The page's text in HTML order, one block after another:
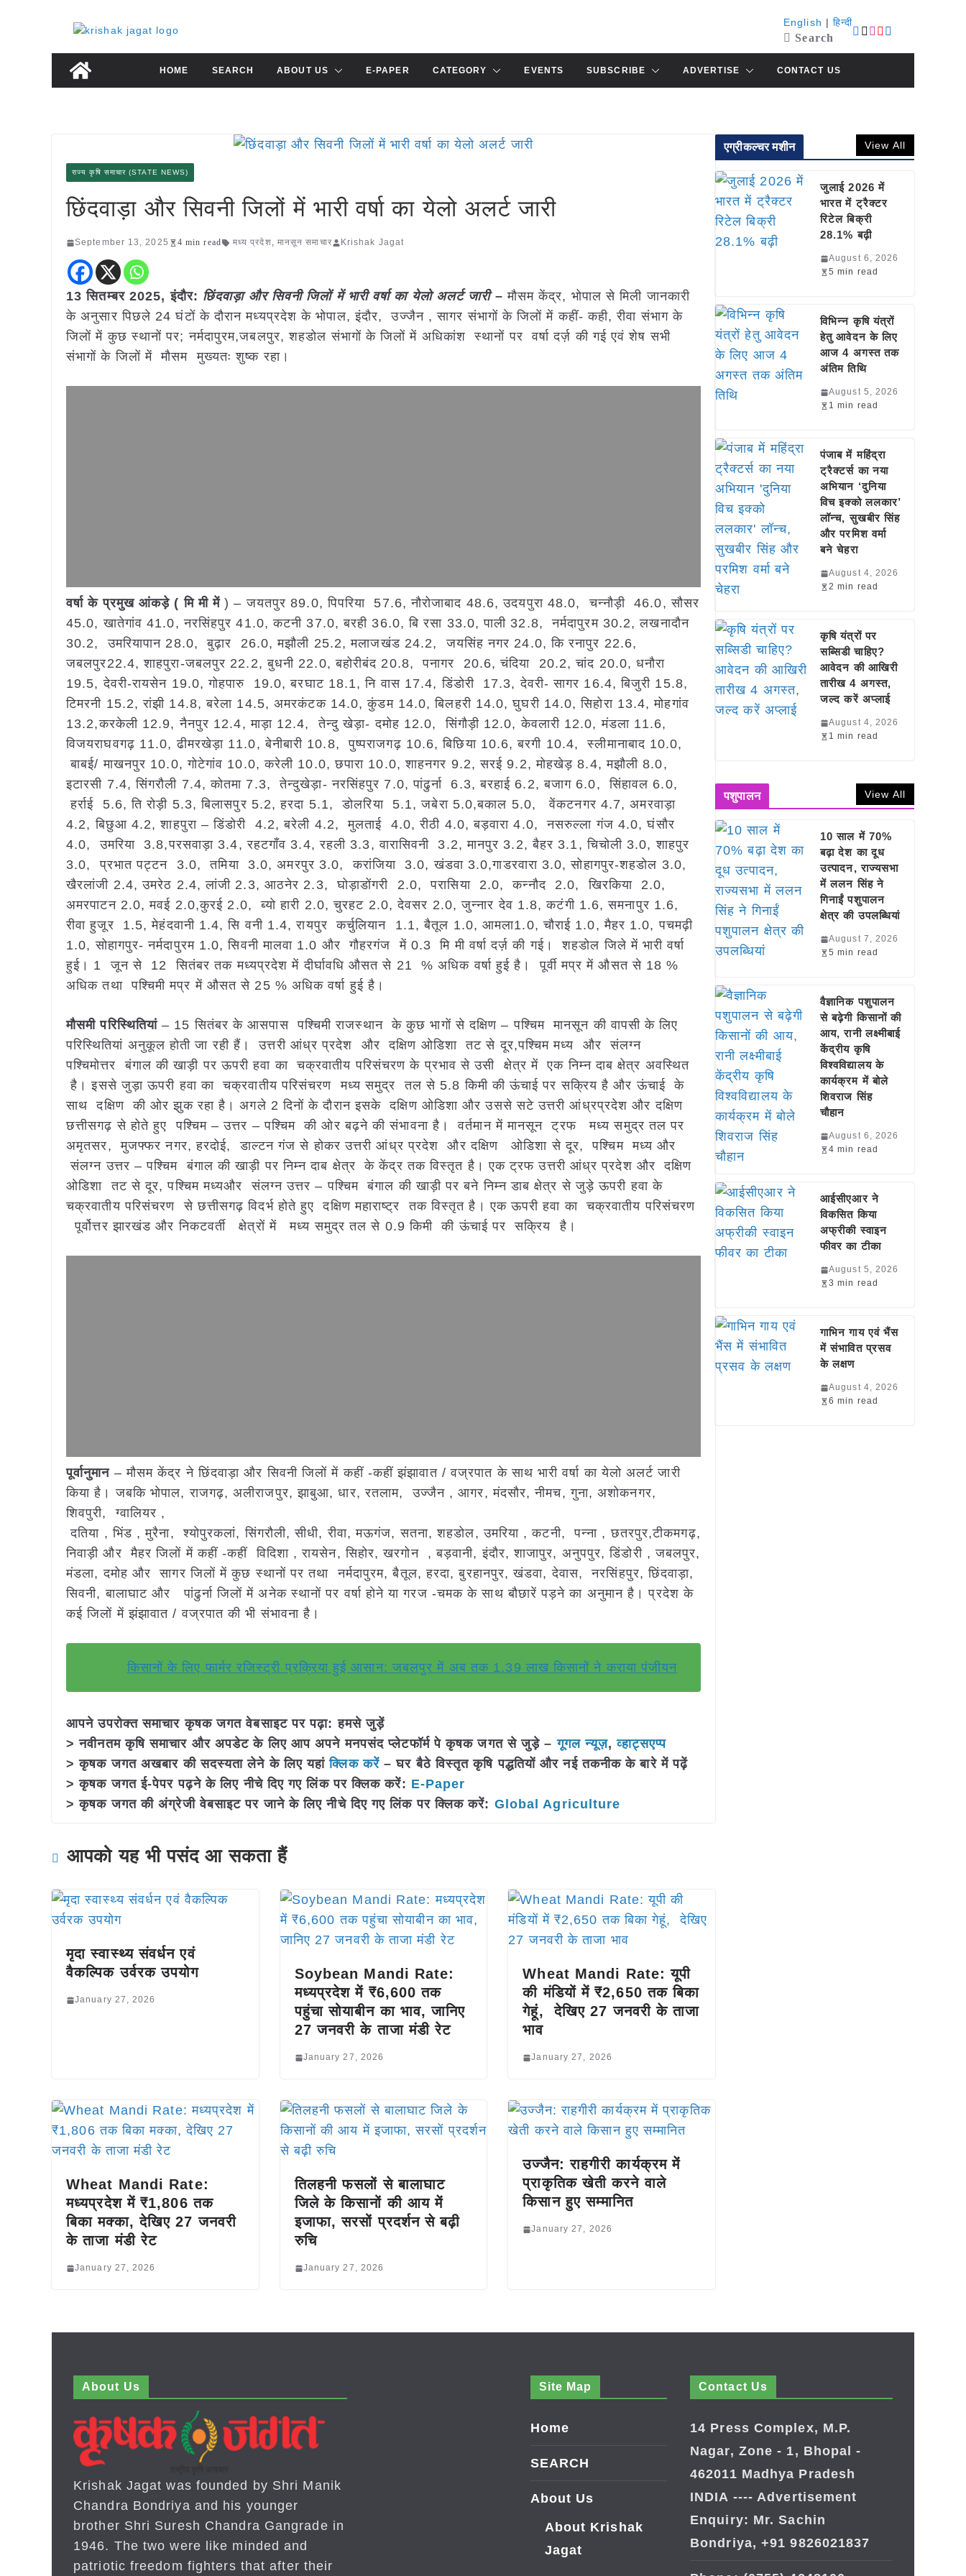
content
English | हिन्दी
Search
HOME SEARCH ABOUT US E-PAPER CATEGORY EVENTS SUBSCRIBE ADVERTISE CONTACT US
राज्य कृषि समाचार (STATE NEWS)
छिंदवाड़ा और सिवनी जिलों में भारी वर्षा का येलो अलर्ट जारी
September 13, 2025 4 min read मध्य प्रदेश, मानसून समाचार Krishak Jagat
13 सितम्बर 2025,इंदौर: छिंदवाड़ा और सिवनी जिलों में भारी वर्षा का येलो अलर्ट जारी – मौसम केंद्र, भोपाल से मिली जानकारी
के अनुसार पिछले 24 घंटों के दौरान मध्यप्रदेश के भोपाल, इंदौर, उज्जैन , सागर संभागों के जिलों में कहीं- कही, रीवा संभाग के
जिलों में कुछ स्थानों पर; नर्मदापुरम,जबलपुर, शहडोल संभागों के जिलों में अधिकांश स्थानों पर वर्षा दर्ज़ की गई एवं शेष सभी
संभागों के जिलों में मौसम मुख्यतः शुष्क रहा।
वर्षा के प्रमुख आंकड़े ( मि मी में) – जयतपुर 89.0, पिपरिया 57.6, नौरोजाबाद 48.6, उदयपुरा 48.0, चन्नौड़ी 46.0, सौसर
45.0, खातेगांव 41.0, नरसिंहपुर 41.0, कटनी 37.0, बरही 36.0, बि रसा 33.0, पाली 32.8, नर्मदापुरम 30.2, लखनादौन
30.2, उमरियापान 28.0, बुढ़ार 26.0, मझौली 25.2, मलाजखंड 24.2, जयसिंह नगर 24.0, कि रनापुर 22.6,
जबलपुर22.4, शाहपुरा-जबलपुर 22.2, बुधनी 22.0, बहोरीबंद 20.8, पनागर 20.6, चंदिया 20.2, चांद 20.0, धनौरा
19.5, देवरी-रायसेन 19.0, गोहपारु 19.0, बरघाट 18.1, नि वास 17.4, डिंडोरी 17.3, देवरी- सागर 16.4, बिजुरी 15.8,
टिमरनी 15.2, रांझी 14.8, बरेला 14.5, अमरकंटक 14.0, कुंडम 14.0, बिलहरी 14.0, घुघरी 14.0, सिहोरा 13.4, मोहगांव
13.2,करकेली 12.9, नैनपुर 12.4, माड़ा 12.4, तेन्दु खेड़ा- दमोह 12.0, सिंगौड़ी 12.0, केवलारी 12.0, मंडला 11.6,
विजयराघवगढ़ 11.0, ढीमरखेड़ा 11.0, बेनीबारी 10.8, पुष्पराजगढ़ 10.6, बिछिया 10.6, बरगी 10.4, स्लीमानाबाद 10.0,
बाबई/ माखनपुर 10.0, गोटेगांव 10.0, करेली 10.0, छपारा 10.0, शाहनगर 9.2, सरई 9.2, मोहखेड़ 8.4, मझौली 8.0,
इटारसी 7.4, सिंगरौली 7.4, कोतमा 7.3, तेन्दुखेड़ा- नरसिंहपुर 7.0, पांढुर्ना 6.3, बरहाई 6.2, बजाग 6.0, सिंहावल 6.0,
हर्राई 5.6, ति रोड़ी 5.3, बिलासपुर 5.2, हरदा 5.1, डोलरिया 5.1, जबेरा 5.0,बकाल 5.0, वेंकटनगर 4.7, अमरवाड़ा
4.2, बिछुआ 4.2, शाहपुरा – डिंडोरी 4.2, बरेली 4.2, मुलताई 4.0, रीठी 4.0, बड़वारा 4.0, नसरुल्ला गंज 4.0, घंसौर
4.0, उमरिया 3.8,परसवाड़ा 3.4, रहटगाँव 3.4, रहली 3.3, वारासिवनी 3.2, मानपुर 3.2, बैहर 3.1, चिचोली 3.0, शाहपुर
3.0, प्रभात पट्टन 3.0, तमिया 3.0, अमरपुर 3.0, करांजिया 3.0, खंडवा 3.0,गाडरवारा 3.0, सोहागपुर-शहडोल 3.0,
खैरलांजी 2.4, उमरेठ 2.4, लांजी 2.3, आठनेर 2.3, घोड़ाडोंगरी 2.0, परासिया 2.0, कन्नौद 2.0, खिरकिया 2.0,
अमरपाटन 2.0, मवई 2.0,कुरई 2.0, ब्यो हारी 2.0, चुरहट 2.0, देवसर 2.0, जुन्नार देव 1.8, कटंगी 1.6, समनापुर 1.6,
रीवा हुजूर 1.5, मेहंदवानी 1.4, सि वनी 1.4, रायपुर कर्चुलियान 1.1, बैतूल 1.0, आमला1.0, चौराई 1.0, मैहर 1.0, पचमढ़ी
1.0, सोहागपुर- नर्मदापुरम 1.0, सिवनी मालवा 1.0 और गौहरगंज में 0.3 मि मी वर्षा दर्ज़ की गई। शहडोल जिले में भारी वर्षा
हुई। 1 जून से 12 सितंबर तक मध्यप्रदेश में दीर्घावधि औसत से 21 % अधिक वर्षा हुई है। पूर्वी मप्र में औसत से 18 %
अधिक तथा पश्चिमी मप्र में औसत से 25 % अधिक वर्षा हुई है।
मौसमी परिस्थितियां– 15 सितंबर के आसपास पश्चिमी राजस्थान के कुछ भागों से दक्षिण – पश्चिम मानसून की वापसी के लिए
परिस्थितियां अनुकूल होती जा रही हैं। उत्तरी आंध्र प्रदेश और दक्षिण ओडिशा तट से दूर,पश्चिम मध्य और संलग्न
पश्चिमोत्तर बंगाल की खाड़ी पर ऊपरी हवा का चक्रवातीय परिसंचरण के प्रभाव से उसी क्षेत्र में एक निम्न दाब क्षेत्र अवस्थित
है। इससे जुड़ा ऊपरी हवा का चक्रवातीय परिसंचरण मध्य समुद्र तल से 5.8 किमी की ऊंचाई पर सक्रिय है और ऊंचाई के
साथ दक्षिण की ओर झुक रहा है। अगले 2 दिनों के दौरान इसके दक्षिण ओडिशा और उससे सटे उत्तरी आंध्रप्रदेश और दक्षिण
छत्तीसगढ़ से होते हुए पश्चिम – उत्तर – पश्चिम की ओर बढ़ने की संभावना है। वर्तमान में मानसून ट्रफ मध्य समुद्र तल पर
अमृतसर, मुजफ्फर नगर, हरदोई, डाल्टन गंज से होकर उत्तरी आंध्र प्रदेश और दक्षिण ओडिशा से दूर, पश्चिम मध्य और
संलग्न उत्तर – पश्चिम बंगाल की खाड़ी पर निम्न दाब क्षेत्र के केंद्र तक विस्तृत है। एक ट्रफ उत्तरी आंध्र प्रदेश और दक्षिण
ओडिशा तट से दूर, पश्चिम मध्यऔर संलग्न उत्तर – पश्चिम बंगाल की खाड़ी पर बने निम्न डाब क्षेत्र से जुड़े ऊपरी हवा के
चक्रवातीय परिसंचरण से छत्तीसगढ़ विदर्भ होते हुए दक्षिण महाराष्ट्र तक विस्तृत है। एक ऊपरी हवा का चक्रवातीय परिसंचरण
पूर्वोत्तर झारखंड और निकटवर्ती क्षेत्रों में मध्य समुद्र तल से 0.9 किमी की ऊंचाई पर सक्रिय है।
पूर्वानुमान– मौसम केंद्र ने छिंदवाड़ा और सिवनी जिलों में कहीं -कहीं झंझावात / वज्रपात के साथ भारी वर्षा का येलो अलर्ट जारी
किया है। जबकि भोपाल, राजगढ़, अलीराजपुर, झाबुआ, धार, रतलाम, उज्जैन , आगर, मंदसौर, नीमच, गुना, अशोकनगर,
शिवपुरी, ग्वालियर ,
दतिया , भिंड , मुरैना, श्योपुरकलां, सिंगरौली, सीधी, रीवा, मऊगंज, सतना, शहडोल, उमरिया , कटनी, पन्ना , छतरपुर,टीकमगढ़,
निवाड़ी और मैहर जिलों में कहीं -कहीं विदिशा , रायसेन, सिहोर, खरगोन , बड़वानी, इंदौर, शाजापुर, अनुपपुर, डिंडोरी , जबलपुर,
मंडला, दमोह और सागर जिलों में कुछ स्थानों पर तथा नर्मदापुरम, बैतूल, हरदा, बुरहानपुर, खंडवा, देवास, नरसिंहपुर, छिंदवाड़ा,
सिवनी, बालाघाट और पांढुर्ना जिलों में अनेक स्थानों पर वर्षा होने या गरज -चमक के साथ बौछारें पड़ने का अनुमान है। प्रदेश के
कई जिलों में झंझावात / वज्रपात की भी संभावना है।
किसानों के लिए फार्मर रजिस्ट्री प्रक्रिया हुई आसान: जबलपुर में अब तक 1.39 लाख किसानों ने कराया पंजीयन
आपने उपरोक्त समाचार कृषक जगत वेबसाइट पर पढ़ा: हमसे जुड़ें
> नवीनतम कृषि समाचार और अपडेट के लिए आप अपने मनपसंद प्लेटफॉर्म पे कृषक जगत से जुड़े – गूगल न्यूज़,व्हाट्सएप्प
> कृषक जगत अखबार की सदस्यता लेने के लिए यहांक्लिक करें– घर बैठे विस्तृत कृषि पद्धतियों और नई तकनीक के बारे में पढ़ें
> कृषक जगत ई-पेपर पढ़ने के लिए नीचे दिए गए लिंक पर क्लिक करें: E-Paper
> कृषक जगत की अंग्रेजी वेबसाइट पर जाने के लिए नीचे दिए गए लिंक पर क्लिक करें: Global Agriculture
आपको यह भी पसंद आ सकता हैं
मृदा स्वास्थ्य संवर्धन एवं
वैकल्पिक उर्वरक उपयोग
January 27, 2026
Soybean Mandi Rate:
मध्यप्रदेश में ₹6,600 तक
पहुंचा सोयाबीन का भाव, जानिए
27 जनवरी के ताजा मंडी रेट
January 27, 2026
Wheat Mandi Rate: यूपी
की मंडियों में ₹2,650 तक बिका
गेहूं, देखिए 27 जनवरी के ताजा
भाव
January 27, 2026
Wheat Mandi Rate:
मध्यप्रदेश में ₹1,806 तक
बिका मक्का, देखिए 27 जनवरी
के ताजा मंडी रेट
January 27, 2026
तिलहनी फसलों से बालाघाट
जिले के किसानों की आय में
इजाफा, सरसों प्रदर्शन से बढ़ी
रुचि
January 27, 2026
उज्जैन: राहगीरी कार्यक्रम में
प्राकृतिक खेती करने वाले
किसान हुए सम्मानित
January 27, 2026
एग्रीकल्चर मशीन View All
जुलाई 2026 में
भारत में ट्रैक्टर
रिटेल बिक्री
28.1% बढ़ी
August 6, 2026
5 min read
विभिन्न कृषि यंत्रों
हेतु आवेदन के लिए
आज 4 अगस्त तक
अंतिम तिथि
August 5, 2026
1 min read
पंजाब में महिंद्रा
ट्रैक्टर्स का नया
अभियान ‘दुनिया
विच इक्को ललकार’
लॉन्च, सुखबीर सिंह
और परमिश वर्मा
बने चेहरा
August 4, 2026
2 min read
कृषि यंत्रों पर
सब्सिडी चाहिए?
आवेदन की आखिरी
तारीख 4 अगस्त,
जल्द करें अप्लाई
August 4, 2026
1 min read
पशुपालन View All
10 साल में 70%
बढ़ा देश का दूध
उत्पादन, राज्यसभा
में ललन सिंह ने
गिनाईं पशुपालन
क्षेत्र की उपलब्धियां
August 7, 2026
5 min read
वैज्ञानिक पशुपालन
से बढ़ेगी किसानों की
आय, रानी लक्ष्मीबाई
केंद्रीय कृषि
विश्वविद्यालय के
कार्यक्रम में बोले
शिवराज सिंह
चौहान
August 6, 2026
4 min read
आईसीएआर ने
विकसित किया
अफ्रीकी स्वाइन
फीवर का टीका
August 5, 2026
3 min read
गाभिन गाय एवं भैंस
में संभावित प्रसव
के लक्षण
August 4, 2026
6 min read
About Us
Krishak Jagat was founded by Shri Manik
Chandra Bondriya and his younger
brother Shri Suresh Chandra Gangrade in
1946. The two were like minded and
patriotic freedom fighters that after their
Site Map
Home
SEARCH
About Us
About Krishak
Jagat
Contact Us
14 Press Complex, M.P.
Nagar, Zone - 1, Bhopal -
462011 Madhya Pradesh
INDIA ---- Advertisement
Enquiry: Mr. Sachin
Bondriya, +91 9826021837